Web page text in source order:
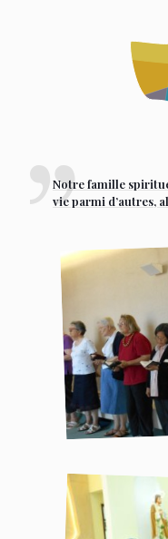
Notre famille
vie parmi d’autres,